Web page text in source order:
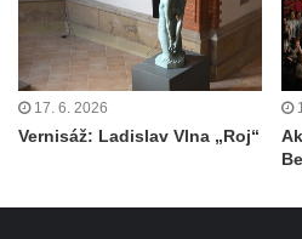
17. 6. 2026
Vernisáž: Ladislav Vlna „Roj“